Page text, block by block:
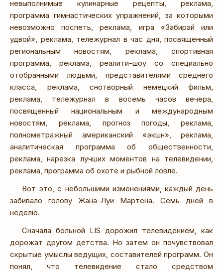
невыполнимые кулинарные рецепты, реклама,
программа гимнастических упражнений, за которыми
невозможно поспеть, реклама, игра «Забирай или
удвой», реклама, тележурнал в час дня, посвященный
региональным новостям, реклама, спортивная
программа, реклама, реалити-шоу со специально
отобранными людьми, представителями среднего
класса, реклама, снотворный немецкий фильм,
реклама, тележурнал в восемь часов вечера,
посвященный национальным и международным
новостям, реклама, прогноз погоды, реклама,
полнометражный американский «экшн», реклама,
аналитическая программа об общественности,
реклама, нарезка лучших моментов на телевидении,
реклама, программа об охоте и рыбной ловле.
Вот это, с небольшими изменениями, каждый день
забивало голову Жана-Луи Мартена. Семь дней в
неделю.
Сначала больной LIS дорожил телевидением, как
дорожат другом детства. Но затем он почувствовал
скрытые умыслы ведущих, составителей программ. Он
понял, что телевидение стало средством